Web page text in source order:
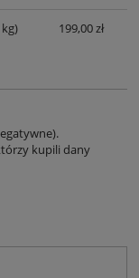
199,00 zł
kupili dany